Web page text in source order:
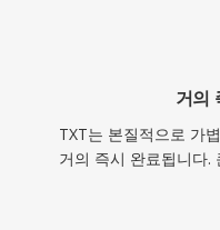
거의
TXT는 본질적으로 가
거의 즉시 완료됩니다.